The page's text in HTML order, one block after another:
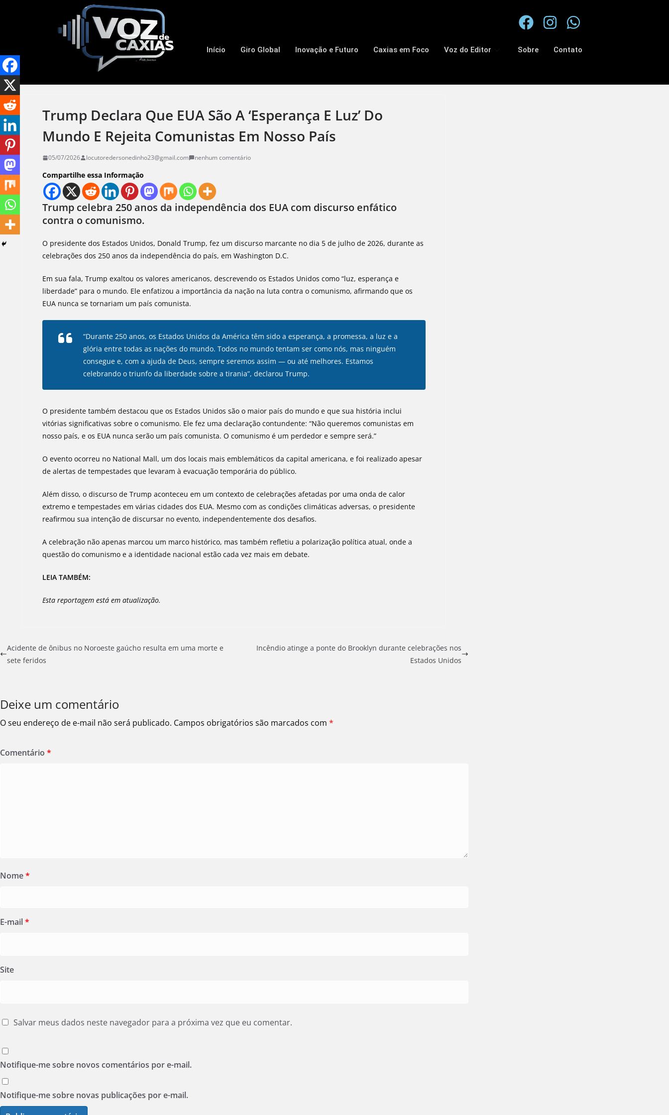
Início Giro Global Inovação e Futuro Caxias em Foco Voz do Editor Sobre Contato
Trump Declara Que EUA São A ‘esperança E Luz’ Do
Mundo E Rejeita Comunistas Em Nosso País
05/07/2026 locutoredersonedinho23@gmail.com nenhum comentário
Compartilhe essa Informação
Trump celebra 250 anos da independência dos EUA com discurso enfático
contra o comunismo.
O presidente dos Estados Unidos, Donald Trump, fez um discurso marcante no dia 5 de julho de 2026, durante as
celebrações dos 250 anos da independência do país, em Washington D.C.
Em sua fala, Trump exaltou os valores americanos, descrevendo os Estados Unidos como “luz, esperança e
liberdade” para o mundo. Ele enfatizou a importância da nação na luta contra o comunismo, afirmando que os
EUA nunca se tornariam um país comunista.
“Durante 250 anos, os Estados Unidos da América têm sido a esperança, a promessa, a luz e a
glória entre todas as nações do mundo. Todos no mundo tentam ser como nós, mas ninguém
consegue e, com a ajuda de Deus, sempre seremos assim — ou até melhores. Estamos
celebrando o triunfo da liberdade sobre a tirania”, declarou Trump.
O presidente também destacou que os Estados Unidos são o maior país do mundo e que sua história inclui
vitórias significativas sobre o comunismo. Ele fez uma declaração contundente: “Não queremos comunistas em
nosso país, e os EUA nunca serão um país comunista. O comunismo é um perdedor e sempre será.”
O evento ocorreu no National Mall, um dos locais mais emblemáticos da capital americana, e foi realizado apesar
de alertas de tempestades que levaram à evacuação temporária do público.
Além disso, o discurso de Trump aconteceu em um contexto de celebrações afetadas por uma onda de calor
extremo e tempestades em várias cidades dos EUA. Mesmo com as condições climáticas adversas, o presidente
reafirmou sua intenção de discursar no evento, independentemente dos desafios.
A celebração não apenas marcou um marco histórico, mas também refletiu a polarização política atual, onde a
questão do comunismo e a identidade nacional estão cada vez mais em debate.
LEIA TAMBÉM:
Esta reportagem está em atualização.
Acidente de ônibus no Noroeste gaúcho resulta em uma morte e
sete feridos
Incêndio atinge a ponte do Brooklyn durante celebrações nos
Estados Unidos
Deixe um comentário
O seu endereço de e-mail não será publicado. Campos obrigatórios são marcados com *
Comentário *
Nome*
E-mail*
Site
Salvar meus dados neste navegador para a próxima vez que eu comentar.
Notifique-me sobre novos comentários por e-mail.
Notifique-me sobre novas publicações por e-mail.